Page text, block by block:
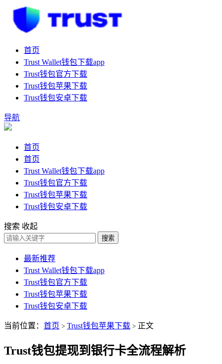
首页
Trust Wallet钱包下载app
Trust钱包官方下载
Trust钱包苹果下载
Trust钱包安卓下载
导航
首页
首页
Trust Wallet钱包下载app
Trust钱包官方下载
Trust钱包苹果下载
Trust钱包安卓下载
搜索 收起
搜索
最新推荐
Trust Wallet钱包下载app
Trust钱包官方下载
Trust钱包苹果下载
Trust钱包安卓下载
当前位置： 首页 > Trust钱包苹果下载 > 正文
Trust钱包提现到银行卡全流程解析